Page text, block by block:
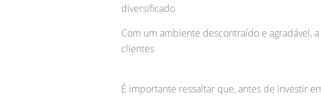
diversificado
Com um ambiente descontraído e agradável,
clientes
É importante ressaltar que, antes de investir